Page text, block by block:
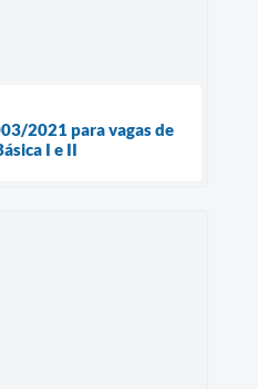
2021 para vagas de
I e II